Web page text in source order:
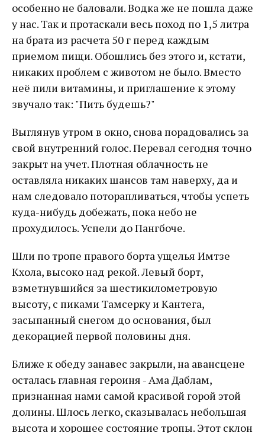
особенно не баловали. Водка же не пошла даже
у нас. Так и протаскали весь поход по 1,5 литра
на брата из расчета 50 г перед каждым
приемом пищи. Обошлись без этого и, кстати,
никаких проблем с животом не было. Вместо
неё пили витамины, и приглашение к этому
звучало так: "Пить будешь?"
Выглянув утром в окно, снова порадовались за
свой внутренний голос. Перевал сегодня точно
закрыт на учет. Плотная облачность не
оставляла никаких шансов там наверху, да и
нам следовало поторапливаться, чтобы успеть
куда-нибудь добежать, пока небо не
прохудилось. Успели до Пангбоче.
Шли по тропе правого борта ущелья Имтзе
Кхола, высоко над рекой. Левый борт,
взметнувшийся за шестикилометровую
высоту, с пиками Тамсерку и Кантега,
засыпанный снегом до основания, был
декорацией первой половины дня.
Ближе к обеду занавес закрыли, на авансцене
осталась главная героиня - Ама Даблам,
признанная нами самой красивой горой этой
долины. Шлось легко, сказывалась небольшая
высота и хорошее состояние тропы. Этот склон